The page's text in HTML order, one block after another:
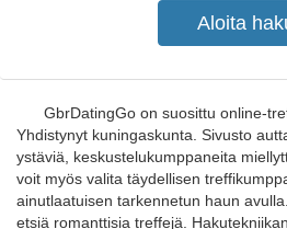
GbrDatingGo on suosittu online-
Yhdistynyt kuningaskunta. Sivusto
ystäviä, keskustelukumppaneita
voit myös valita täydellisen
ainutlaatuisen tarkennetun haun
etsiä romanttisia treffejä.